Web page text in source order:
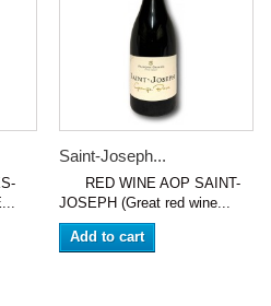
Saint-Joseph...
RED WINE AOP SAINT-
JOSEPH (Great red wine...
Add to cart